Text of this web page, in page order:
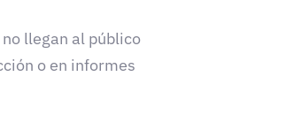
llegan al público
o en informes